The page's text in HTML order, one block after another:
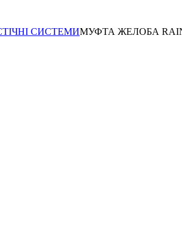
СИСТЕМИМУФТА ЖЕЛОБА